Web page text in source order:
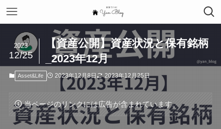
【資産公開】資産状況と保有銘柄
_2023年12月
2023
12/25
Asset&Life 2023年12月8日 2023年12月25日
当ページのリンクには広告が含まれています。